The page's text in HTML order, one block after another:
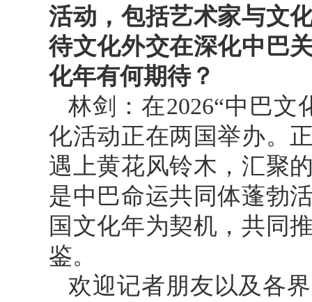
活动，包括艺术家与文
待文化外交在深化中巴
化年有何期待？
林剑：在2026“中巴
化活动正在两国举办。
遇上黄花风铃木，汇聚
是中巴命运共同体蓬勃
国文化年为契机，共同
鉴。
欢迎记者朋友以及各